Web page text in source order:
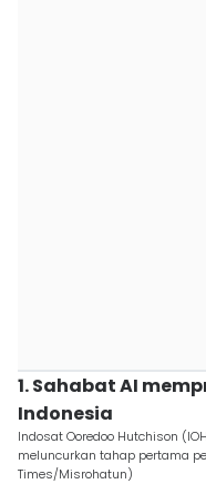
1. Sahabat AI
Indonesia
Indosat Ooredoo Hutchison
meluncurkan tahap pertama
Times/Misrohatun)